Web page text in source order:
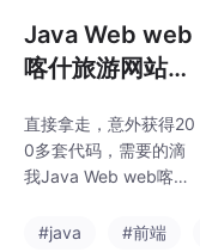
ueJS、ElementUI、
（Python或者Java或
者.NET）等等*功能如
详细的视频介绍
Java Web web
喀什旅游网站系
oot2+Vue3+M
yBatis-Plus+M
档】
直接拿走，意外获得20
0多套代码，需要的滴
我Java Web web喀什
ngBoot2+Vue3+MyBat
#java #前端